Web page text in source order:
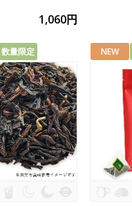
1,060円
数量限定 NEW